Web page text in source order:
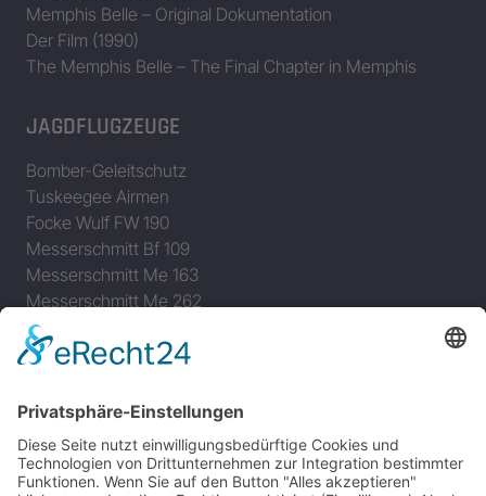
Memphis Belle – Original Dokumentation
Der Film (1990)
The Memphis Belle – The Final Chapter in Memphis
JAGDFLUGZEUGE
Bomber-Geleitschutz
Tuskeegee Airmen
Focke Wulf FW 190
Messerschmitt Bf 109
Messerschmitt Me 163
Messerschmitt Me 262
P-38 Lightning
P-47 Thunderbolt
INFO
Über diese B-17 Webseite